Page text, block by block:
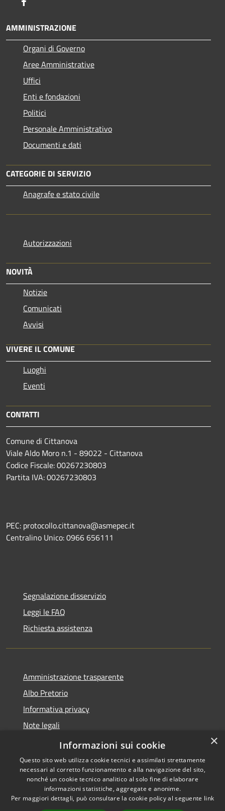
AMMINISTRAZIONE
Organi di Governo
Aree Amministrative
Uffici
Enti e fondazioni
Politici
Personale Amministrativo
Documenti e dati
CATEGORIE DI SERVIZIO
Anagrafe e stato civile
Autorizzazioni
NOVITÀ
Notizie
Comunicati
Avvisi
VIVERE IL COMUNE
Luoghi
Eventi
CONTATTI
Comune di Cittanova
Viale Aldo Moro n.1 - 89022 - Cittanova
Codice Fiscale: 00267230803
Partita IVA: 00267230803
PEC: protocollo.cittanova@asmepec.it
Centralino Unico: 0966 656111
Segnalazione disservizio
Leggi le FAQ
Richiesta assistenza
Amministrazione trasparente
Albo Pretorio
Informativa privacy
Note legali
Dichiarazione di accessibilità
Accessibilità
Copyright © 2026 • Comune di
Cittanova • Powered by
×
Informazioni sui cookie
Questo sito web utilizza cookie tecnici e assimilati strettamente
necessari al corretto funzionamento e alla navigazione del sito,
nonché un cookie tecnico analitico al solo fine di elaborare
informazioni statistiche, aggregate e anonime.
Per maggiori dettagli, può consultare la cookie policy al seguente link